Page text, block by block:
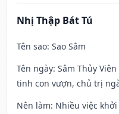
Nhị Thập Bát Tú
Tên sao: Sao Sâm
Tên ngày: Sâm Thủy
tinh con vượn, chủ trị
Nên làm: Nhiều việc